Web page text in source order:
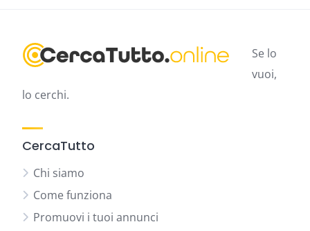
Se lo
vuoi,
lo cerchi.
CercaTutto
Chi siamo
Come funziona
Promuovi i tuoi annunci